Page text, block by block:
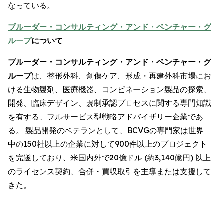
なっている。
ブルーダー・コンサルティング・アンド・ベンチャー・グ
ループについて
ブルーダー・コンサルティング・アンド・ベンチャー・グ
ループは、整形外科、創傷ケア、形成・再建外科市場にお
ける生物製剤、医療機器、コンビネーション製品の探索、
開発、臨床デザイン、規制承認プロセスに関する専門知識
を有する、フルサービス型戦略アドバイザリー企業であ
る。 製品開発のベテランとして、BCVGの専門家は世界
中の150社以上の企業に対して900件以上のプロジェクト
を完遂しており、米国内外で20億ドル (約3,140億円) 以上
のライセンス契約、合併・買収取引を主導または支援して
きた。